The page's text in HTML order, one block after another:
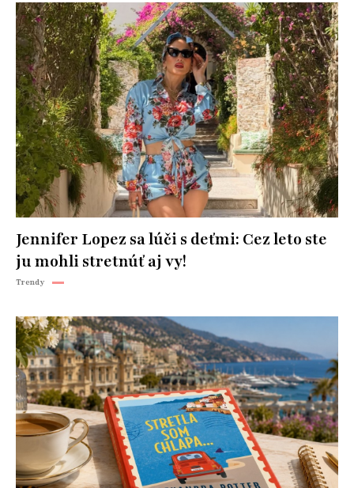
Jennifer Lopez sa lúči s deťmi: Cez leto ste
ju mohli stretnúť aj vy!
Trendy